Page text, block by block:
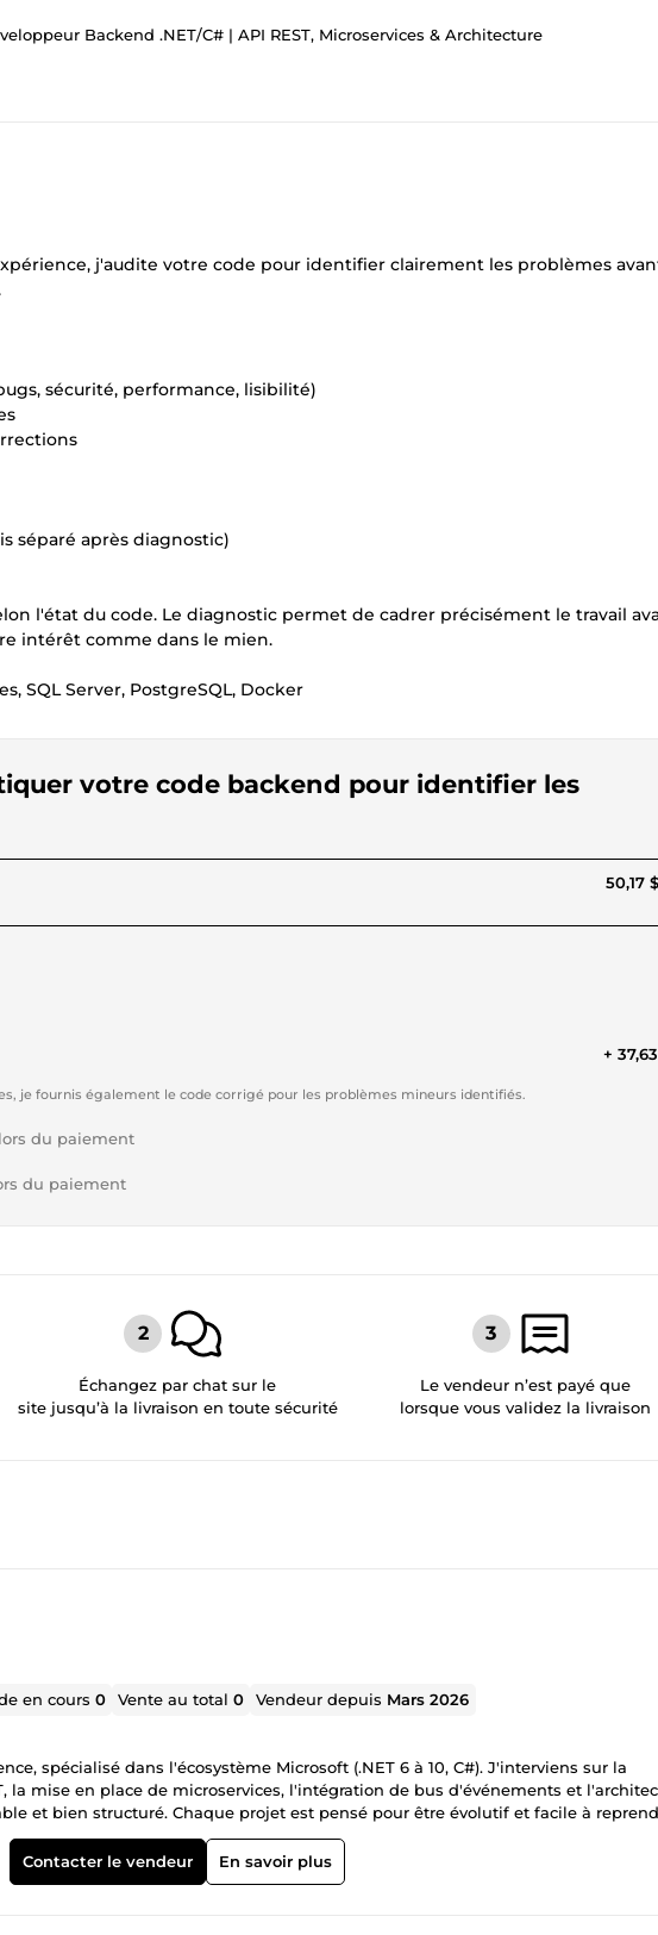
Backend .NET/C# | API REST, Microservices & Architecture
j'audite votre code pour identifier clairement les problèmes
sécurité, performance, lisibilité)
séparé après diagnostic)
l'état du code. Le diagnostic permet de cadrer précisément le travail
intérêt comme dans le mien.
SQL Server, PostgreSQL, Docker
votre code backend pour identifier les
50,17
je fournis également le code corrigé pour les problèmes mineurs identifiés.
+
du paiement
du paiement
Échangez par chat sur le
site jusqu’à la livraison en toute sécurité
Le vendeur n’est payé que
lorsque vous validez la livraison
en cours0 Vente au total0 Vendeur depuis Mars 2026
spécialisé dans l'écosystème Microsoft (.NET 6 à 10, C#). J'interviens sur la
la mise en place de microservices, l'intégration de bus d'événements et
et bien structuré. Chaque projet est pensé pour être évolutif et facile à
d'API REST en .NET Architecture microservices Intégration et
refactoring de code existant Scripts d'automatisation Disponible pour des
Contacter le vendeur En savoir plus